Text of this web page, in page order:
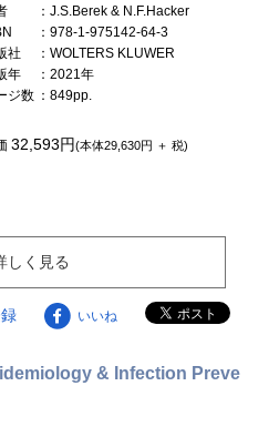
：J.S.Berek & N.F.Hacker
：978-1-975142-64-3
社
：WOLTERS KLUWER
年
：2021年
ジ数 ：849pp.
32,593円(本体29,630円 ＋ 税)
しく見る
いいね
& Infection Preve